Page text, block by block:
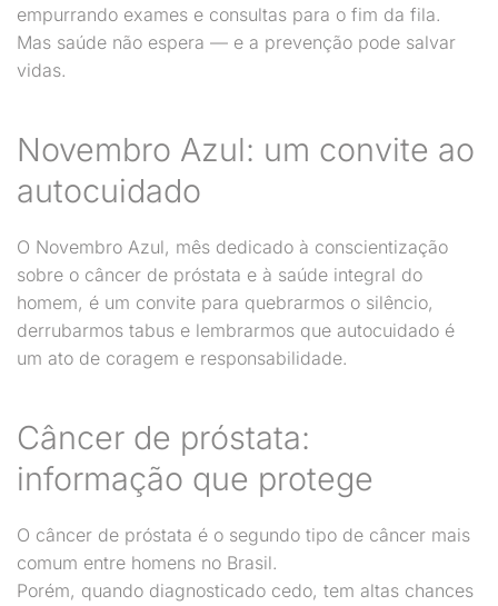
empurrando exames e consultas para o fim da fila.
Mas saúde não espera — e a prevenção pode salvar
vidas.
Novembro Azul: um convite ao
autocuidado
O Novembro Azul, mês dedicado à conscientização
sobre o câncer de próstata e à saúde integral do
homem, é um convite para quebrarmos o silêncio,
derrubarmos tabus e lembrarmos que autocuidado é
um ato de coragem e responsabilidade.
Câncer de próstata:
informação que protege
O câncer de próstata é o segundo tipo de câncer mais
comum entre homens no Brasil.
Porém, quando diagnosticado cedo, tem altas chances